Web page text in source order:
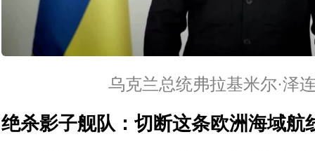
乌克兰总统弗拉基米尔·泽
绝杀影子舰队：切断这条欧洲海域航